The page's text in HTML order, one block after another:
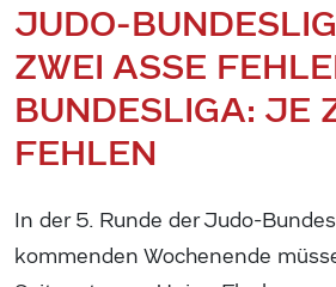
JUDO-
ZWEI ASSE
BUNDESLIGA: JE
FEHLEN
In der 5. Runde der Judo-
kommenden Wochenende